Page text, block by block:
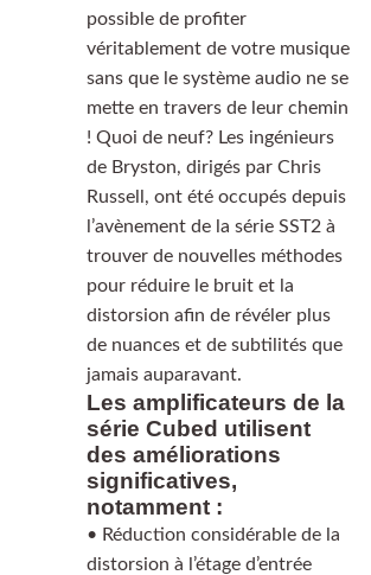
possible de profiter
véritablement de votre musique
sans que le système audio ne se
mette en travers de leur chemin
! Quoi de neuf? Les ingénieurs
de Bryston, dirigés par Chris
Russell, ont été occupés depuis
l’avènement de la série SST2 à
trouver de nouvelles méthodes
pour réduire le bruit et la
distorsion afin de révéler plus
de nuances et de subtilités que
jamais auparavant.
Les amplificateurs de la
série Cubed utilisent
des améliorations
significatives,
notamment :
• Réduction considérable de la
distorsion à l’étage d’entrée